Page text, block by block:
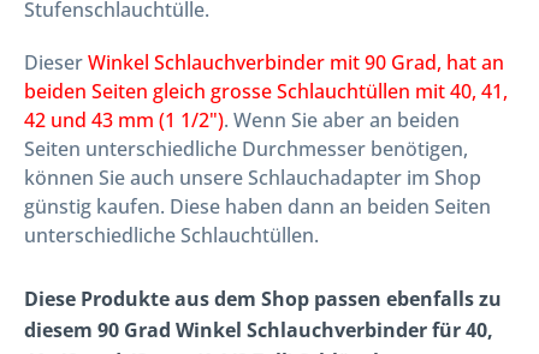
Stufenschlauchtülle.
DieserWinkel Schlauchverbinder mit 90 Grad, hat an
beiden Seiten gleich grosse Schlauchtüllen mit 40, 41,
42 und 43 mm (1 1/2"). Wenn Sie aber an beiden
Seiten unterschiedliche Durchmesser benötigen,
können Sie auch unsere Schlauchadapter im Shop
günstig kaufen. Diese haben dann an beiden Seiten
unterschiedliche Schlauchtüllen.
Diese Produkte aus dem Shop passen ebenfalls zu
diesem 90 Grad Winkel Schlauchverbinder für 40,